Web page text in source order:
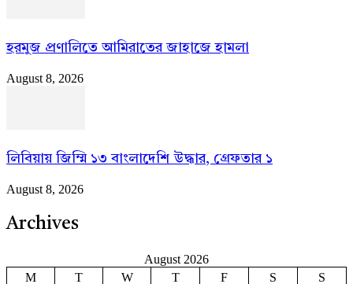
হরমুজ প্রণালিতে আমিরাতের জাহাজে হামলা
August 8, 2026
লিবিয়ায় জিম্মি ১৩ বাংলাদেশি উদ্ধার, গ্রেফতার ১
August 8, 2026
Archives
August 2026
M
T W T F S S